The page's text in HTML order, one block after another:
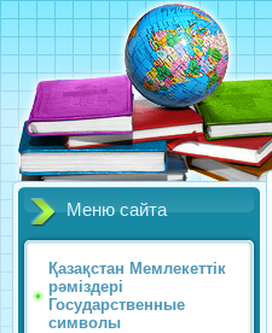
Меню сайта
Қазақстан Мемлекеттік
рәміздері
Государственные
символы